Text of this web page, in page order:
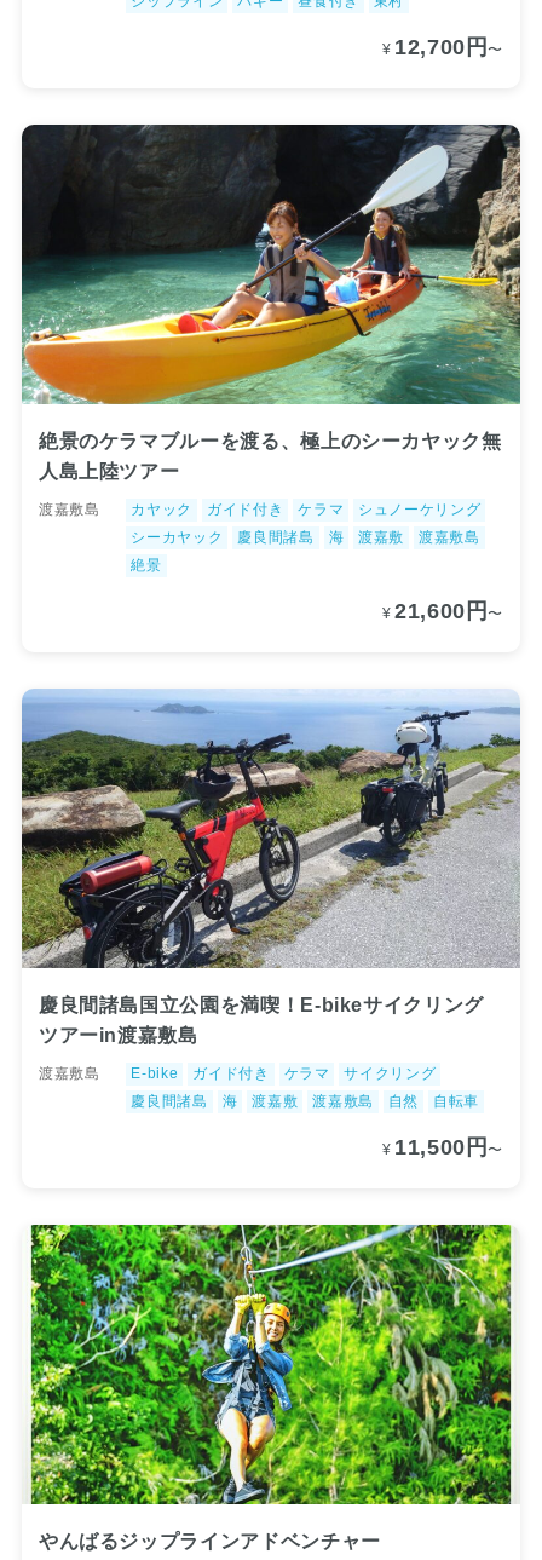
¥ 12,700円〜
絶景のケラマブルーを渡る、極上のシーカヤック無
人島上陸ツアー
渡嘉敷島 カヤック ガイド付き ケラマ
シュノーケリング
シーカヤック
慶良間諸島 海 渡嘉敷
渡嘉敷島
絶景
¥ 21,600円〜
慶良間諸島国立公園を満喫！E-bikeサイクリング
ツアーin渡嘉敷島
渡嘉敷島 E-bike ガイド付き ケラマ
サイクリング
慶良間諸島
海 渡嘉敷 渡嘉敷島 自然 自転車
¥ 11,500円〜
やんばるジップラインアドベンチャー